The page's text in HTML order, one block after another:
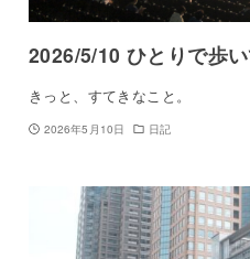
2026/5/10 ひとりで歩
きっと、すてきなこと。
2026年5月10日 日記